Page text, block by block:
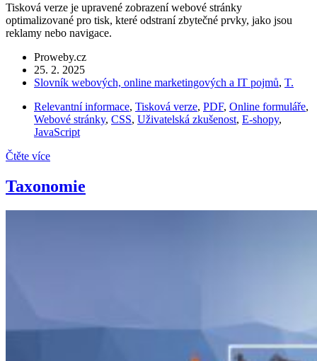
Tisková verze je upravené zobrazení webové stránky
optimalizované pro tisk, které odstraní zbytečné prvky, jako jsou
reklamy nebo navigace.
Proweby.cz
25. 2. 2025
Slovník webových, online marketingových a IT pojmů, T.
Relevantní informace, Tisková verze, PDF, Online formuláře,
Webové stránky, CSS, Uživatelská zkušenost, E-shopy,
JavaScript
Čtěte více
Taxonomie